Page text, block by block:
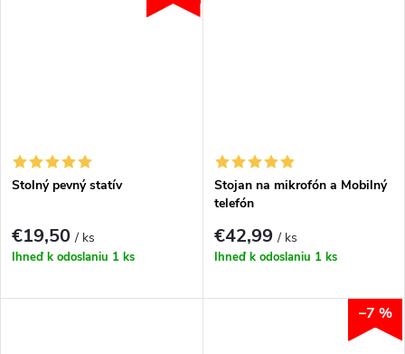
Stolný pevný statív
€19,50/ ks
Ihneď k odoslaniu 1 ks
Stojan na mikrofón a Mobilný
telefón
€42,99/ ks
Ihneď k odoslaniu 1 ks
–7 %